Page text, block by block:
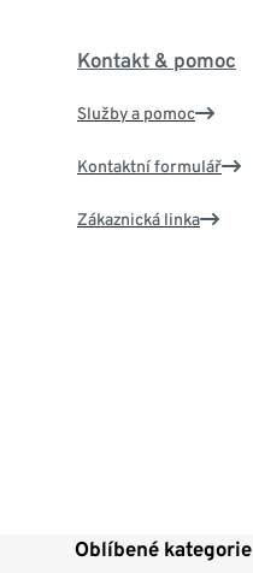
Kontakt & pomoc
Služby a pomoc
Kontaktní formulář
Zákaznická linka
Oblíbené kategorie